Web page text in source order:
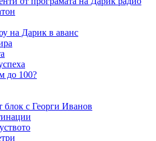
на Дарик в аванс
до 100?
блок с Георги Иванов